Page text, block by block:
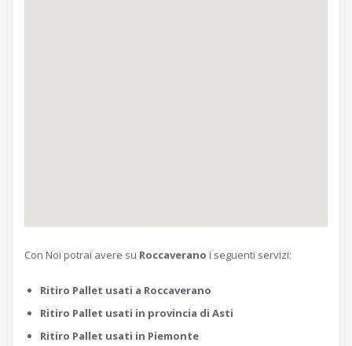
Con Noi potrai avere su Roccaverano i seguenti servizi:
Ritiro Pallet usati a Roccaverano
Ritiro Pallet usati in provincia di Asti
Ritiro Pallet usati in Piemonte